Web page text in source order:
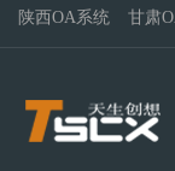
陕西OA系统
甘肃